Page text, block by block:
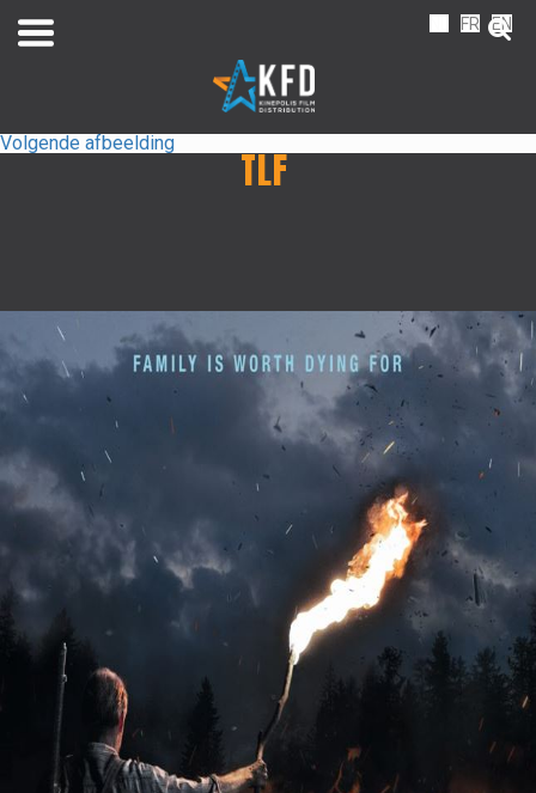
Home
Releaselijst
FR EN
Volgende afbeelding
TLF